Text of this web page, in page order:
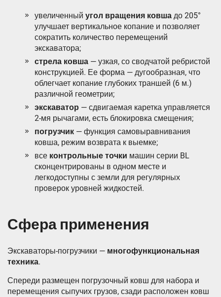
увеличенный угол вращения ковша до 205°
улучшает вертикальное копание и позволяет
сократить количество перемещений
экскаватора;
стрела ковша — узкая, со сводчатой ребристой
конструкцией. Ее форма — дугообразная, что
облегчает копание глубоких траншей (6 м.)
различной геометрии;
экскаватор — сдвигаемая каретка управляется
2-мя рычагами, есть блокировка смещения;
погрузчик — функция самовыравнивания
ковша, режим возврата к выемке;
все контрольные точки машин серии BL
сконцентрированы в одном месте и
легкодоступны с земли для регулярных
проверок уровней жидкостей.
Сфера применения
Экскаваторы-погрузчики — многофункциональная
техника.
Спереди размещен погрузочный ковш для набора и
перемещения сыпучих грузов, сзади расположен ковш